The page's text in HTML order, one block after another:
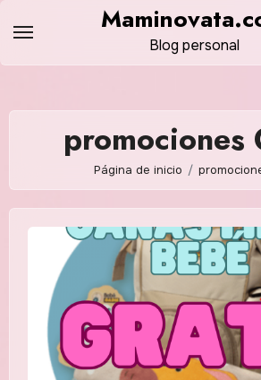
contenido
Blog personal
promociones
Página de inicio